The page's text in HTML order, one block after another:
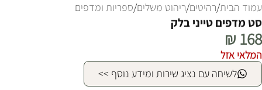
עמוד הבית/רהיטים/ריהוט משלים/ספריות ומדפים
סט מדפים טייני בלק
₪ 168
המלאי אזל
לשיחה עם נציג שירות ומידע נוסף >>